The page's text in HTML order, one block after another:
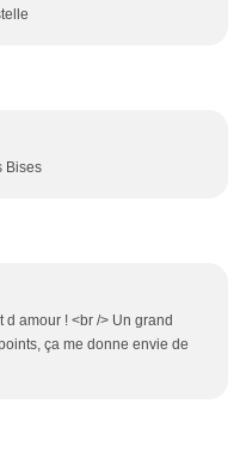
Bises
d amour ! <br /> Un grand
ça me donne envie de